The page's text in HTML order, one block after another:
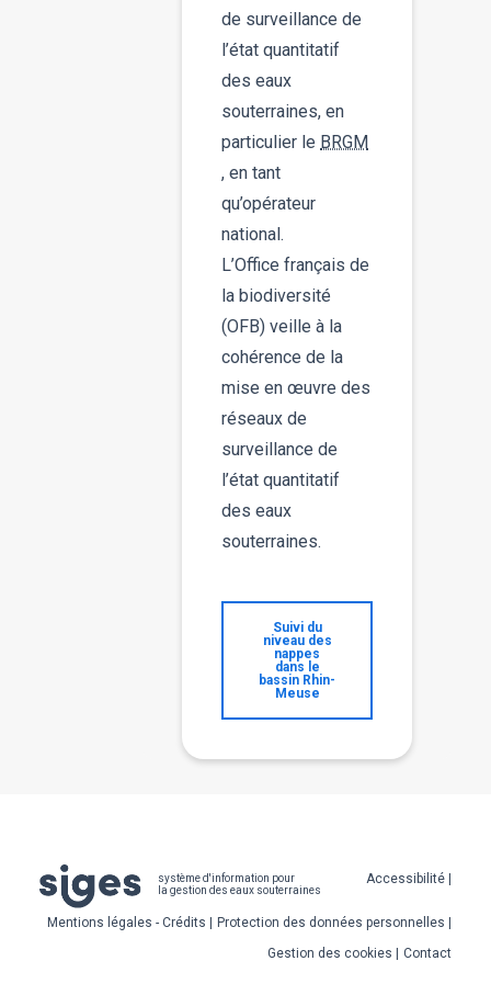
de surveillance de
l’état quantitatif
des eaux
souterraines, en
particulier le BRGM
, en tant
qu’opérateur
national.
L’Office français de
la biodiversité
(OFB) veille à la
cohérence de la
mise en œuvre des
réseaux de
surveillance de
l’état quantitatif
des eaux
souterraines.
Suivi du
niveau des
nappes
dans le
bassin Rhin-
Meuse
système d'information pour
la gestion des eaux souterraines
Pied
de
page
Accessibilité
Mentions légales - Crédits
Protection des données personnelles
Gestion des cookies
Contact